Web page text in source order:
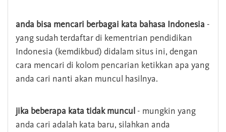
anda bisa mencari berbagai kata bahasa Indonesia -
yang sudah terdaftar di kementrian pendidikan
Indonesia (kemdikbud) didalam situs ini, dengan
cara mencari di kolom pencarian ketikkan apa yang
anda cari nanti akan muncul hasilnya.
jika beberapa kata tidak muncul - mungkin yang
anda cari adalah kata baru, silahkan anda